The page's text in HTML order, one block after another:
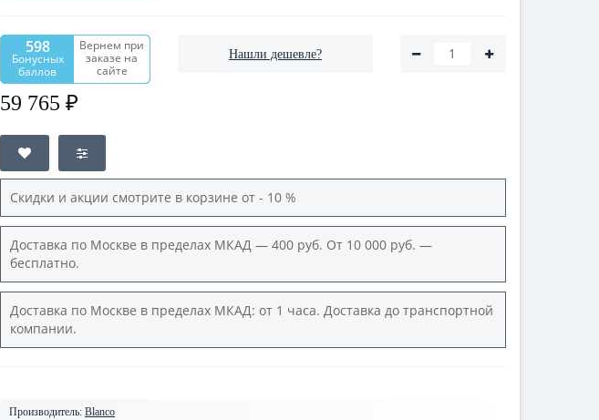
598
Бонусных
баллов
Вернем при
заказе на
сайте
59 765 ₽
Нашли дешевле?
Скидки и акции смотрите в корзине от - 10 %
Доставка по Москве в пределах МКАД — 400 руб. От 10 000 руб. —
бесплатно.
Доставка по Москве в пределах МКАД: от 1 часа. Доставка до транспортной
компании.
Производитель: Blanco